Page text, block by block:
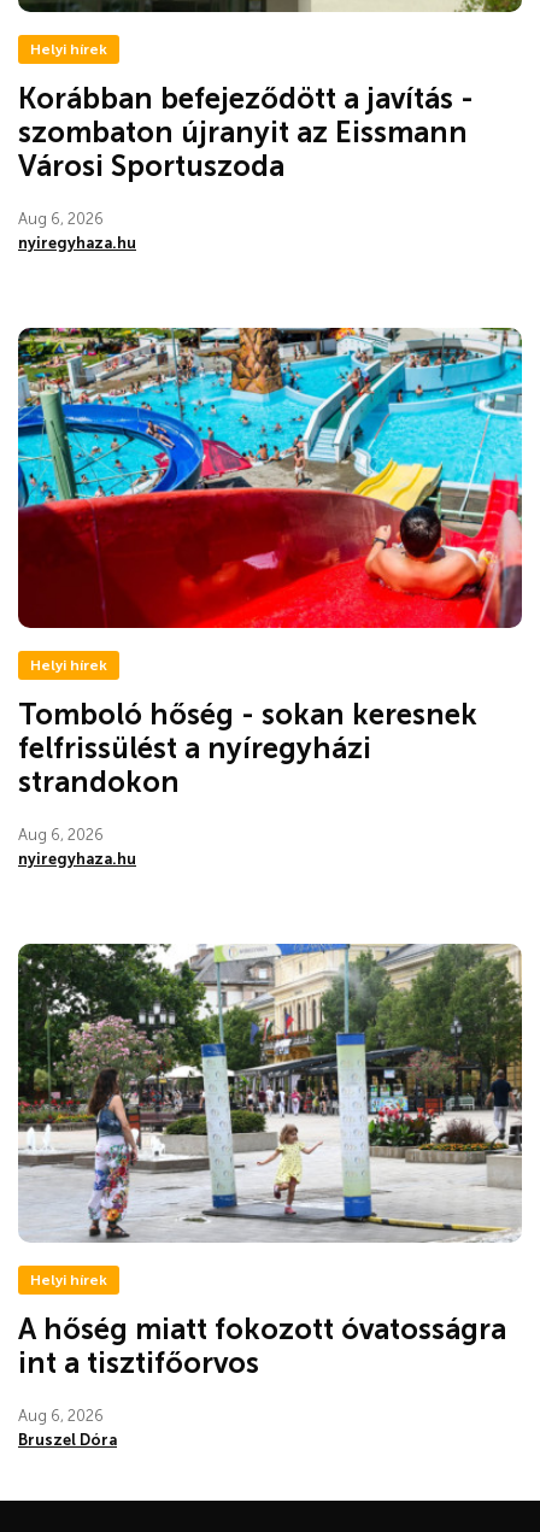
Helyi hírek
Korábban befejeződött a javítás -
szombaton újranyit az Eissmann
Városi Sportuszoda
Aug 6, 2026
nyiregyhaza.hu
Helyi hírek
Tomboló hőség - sokan keresnek
felfrissülést a nyíregyházi
strandokon
Aug 6, 2026
nyiregyhaza.hu
Helyi hírek
A hőség miatt fokozott óvatosságra
int a tisztifőorvos
Aug 6, 2026
Bruszel Dóra